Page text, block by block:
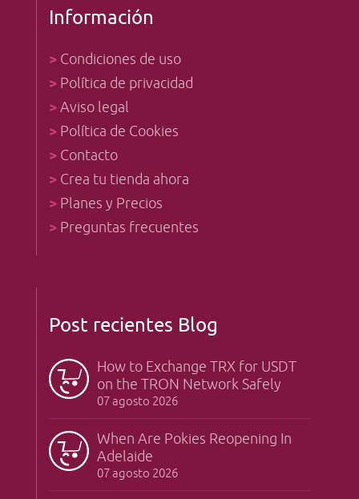
Información
> Condiciones de uso
> Política de privacidad
>Aviso legal
> Política de Cookies
> Contacto
> Crea tu tienda ahora
> Planes y Precios
> Preguntas frecuentes
Post recientes Blog
How to Exchange TRX for USDT
on the TRON Network Safely
07 agosto 2026
When Are Pokies Reopening In
Adelaide
07 agosto 2026